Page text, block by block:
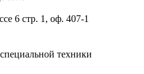
6 стр. 1, оф. 407-1
техники